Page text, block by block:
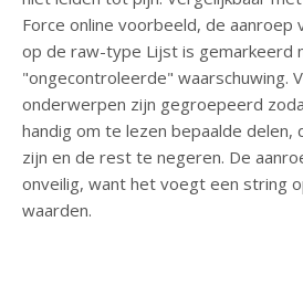
Force online voorbeeld, de aanroep
op de raw-type Lijst is gemarkeerd
"ongecontroleerde" waarschuwing.
onderwerpen zijn gegroepeerd
handig om te lezen bepaalde delen,
zijn en de rest te negeren. De
onveilig, want het voegt een string
waarden.